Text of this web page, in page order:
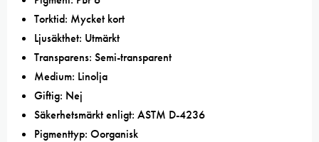
Torktid: Mycket kort
Ljusäkthet: Utmärkt
Transparens: Semi-transparent
Medium: Linolja
Giftig: Nej
Säkerhetsmärkt enligt: ASTM D-4236
Pigmenttyp: Oorganisk